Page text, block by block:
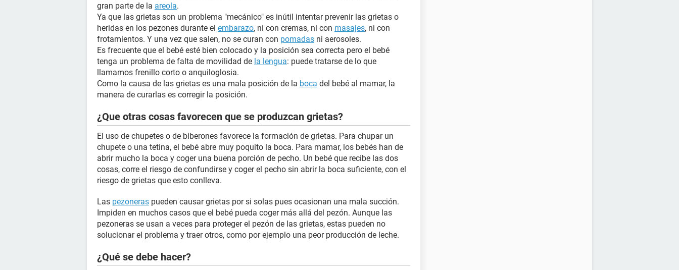
gran parte de la areola.
Ya que las grietas son un problema "mecánico" es inútil intentar prevenir las grietas o
heridas en los pezones durante el embarazo, ni con cremas, ni con masajes, ni con
frotamientos. Y una vez que salen, no se curan con pomadas ni aerosoles.
Es frecuente que el bebé esté bien colocado y la posición sea correcta pero el bebé
tenga un problema de falta de movilidad de la lengua: puede tratarse de lo que
llamamos frenillo corto o anquiloglosia.
Como la causa de las grietas es una mala posición de la boca del bebé al mamar, la
manera de curarlas es corregir la posición.
¿Que otras cosas favorecen que se produzcan grietas?
El uso de chupetes o de biberones favorece la formación de grietas. Para chupar un
chupete o una tetina, el bebé abre muy poquito la boca. Para mamar, los bebés han de
abrir mucho la boca y coger una buena porción de pecho. Un bebé que recibe las dos
cosas, corre el riesgo de confundirse y coger el pecho sin abrir la boca suficiente, con el
riesgo de grietas que esto conlleva.
Las pezoneras pueden causar grietas por si solas pues ocasionan una mala succión.
Impiden en muchos casos que el bebé pueda coger más allá del pezón. Aunque las
pezoneras se usan a veces para proteger el pezón de las grietas, estas pueden no
solucionar el problema y traer otros, como por ejemplo una peor producción de leche.
¿Qué se debe hacer?